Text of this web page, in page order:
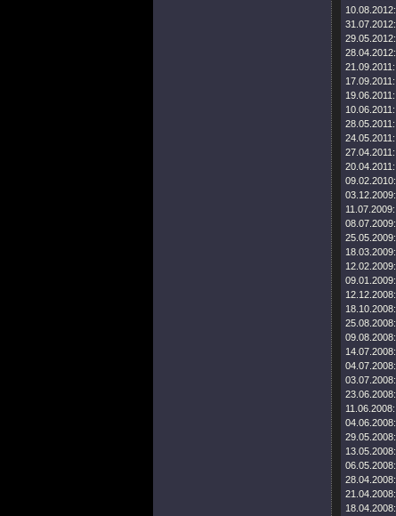
10.08.2012:
31.07.2012:
29.05.2012:
28.04.2012:
21.09.2011:
17.09.2011:
19.06.2011:
10.06.2011:
28.05.2011:
24.05.2011:
27.04.2011:
20.04.2011:
09.02.2010:
03.12.2009:
11.07.2009:
08.07.2009:
25.05.2009:
18.03.2009:
12.02.2009:
09.01.2009:
12.12.2008:
18.10.2008:
25.08.2008:
09.08.2008:
14.07.2008:
04.07.2008:
03.07.2008:
23.06.2008:
11.06.2008:
04.06.2008:
29.05.2008:
13.05.2008:
06.05.2008:
28.04.2008:
21.04.2008:
18.04.2008: